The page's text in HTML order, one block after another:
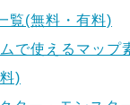
覧(無料・有料)
で使えるマップ
)